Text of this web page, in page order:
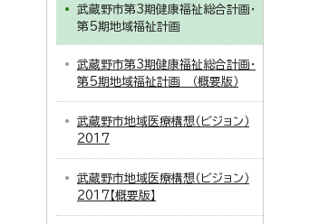
武蔵野市第3期健康福祉総合計画・
第5期地域福祉計画
武蔵野市第3期健康福祉総合計画・
第5期地域福祉計画 （概要版）
武蔵野市地域医療構想（ビジョン）
2017
武蔵野市地域医療構想（ビジョン）
2017【概要版】